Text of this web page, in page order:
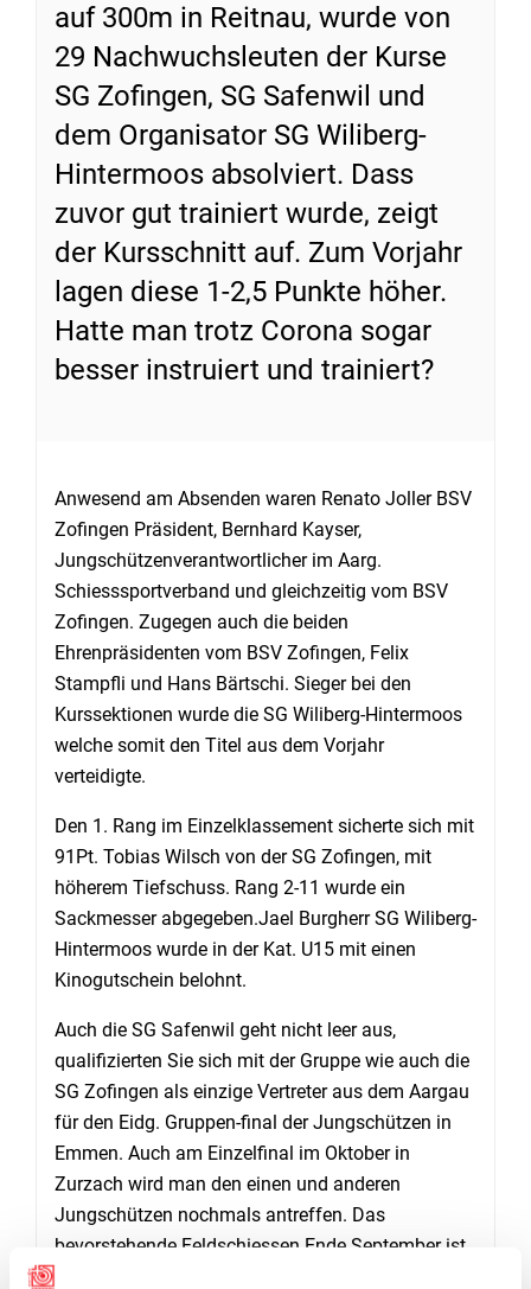
auf 300m in Reitnau, wurde von
29 Nachwuchsleuten der Kurse
SG Zofingen, SG Safenwil und
dem Organisator SG Wiliberg-
Hintermoos absolviert. Dass
zuvor gut trainiert wurde, zeigt
der Kursschnitt auf. Zum Vorjahr
lagen diese 1-2,5 Punkte höher.
Hatte man trotz Corona sogar
besser instruiert und trainiert?
Anwesend am Absenden waren Renato Joller BSV
Zofingen Präsident, Bernhard Kayser,
Jungschützenverantwortlicher im Aarg.
Schiesssportverband und gleichzeitig vom BSV
Zofingen. Zugegen auch die beiden
Ehrenpräsidenten vom BSV Zofingen, Felix
Stampfli und Hans Bärtschi. Sieger bei den
Kurssektionen wurde die SG Wiliberg-Hintermoos
welche somit den Titel aus dem Vorjahr
verteidigte.
Den 1. Rang im Einzelklassement sicherte sich mit
91Pt. Tobias Wilsch von der SG Zofingen, mit
höherem Tiefschuss. Rang 2-11 wurde ein
Sackmesser abgegeben.Jael Burgherr SG Wiliberg-
Hintermoos wurde in der Kat. U15 mit einen
Kinogutschein belohnt.
Auch die SG Safenwil geht nicht leer aus,
qualifizierten Sie sich mit der Gruppe wie auch die
SG Zofingen als einzige Vertreter aus dem Aargau
für den Eidg. Gruppen-final der Jungschützen in
Emmen. Auch am Einzelfinal im Oktober in
Zurzach wird man den einen und anderen
Jungschützen nochmals antreffen. Das
bevorstehende Feldschiessen Ende September ist